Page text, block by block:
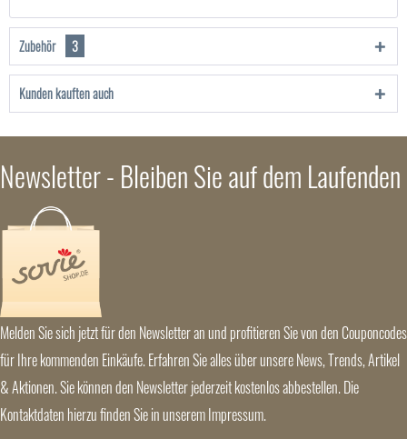
Zubehör 3
Kunden kauften auch
Newsletter - Bleiben Sie auf dem Laufenden
Melden Sie sich jetzt für den Newsletter an und profitieren Sie von den Couponcodes
für Ihre kommenden Einkäufe. Erfahren Sie alles über unsere News, Trends, Artikel
& Aktionen. Sie können den Newsletter jederzeit kostenlos abbestellen. Die
Kontaktdaten hierzu finden Sie in unserem Impressum.